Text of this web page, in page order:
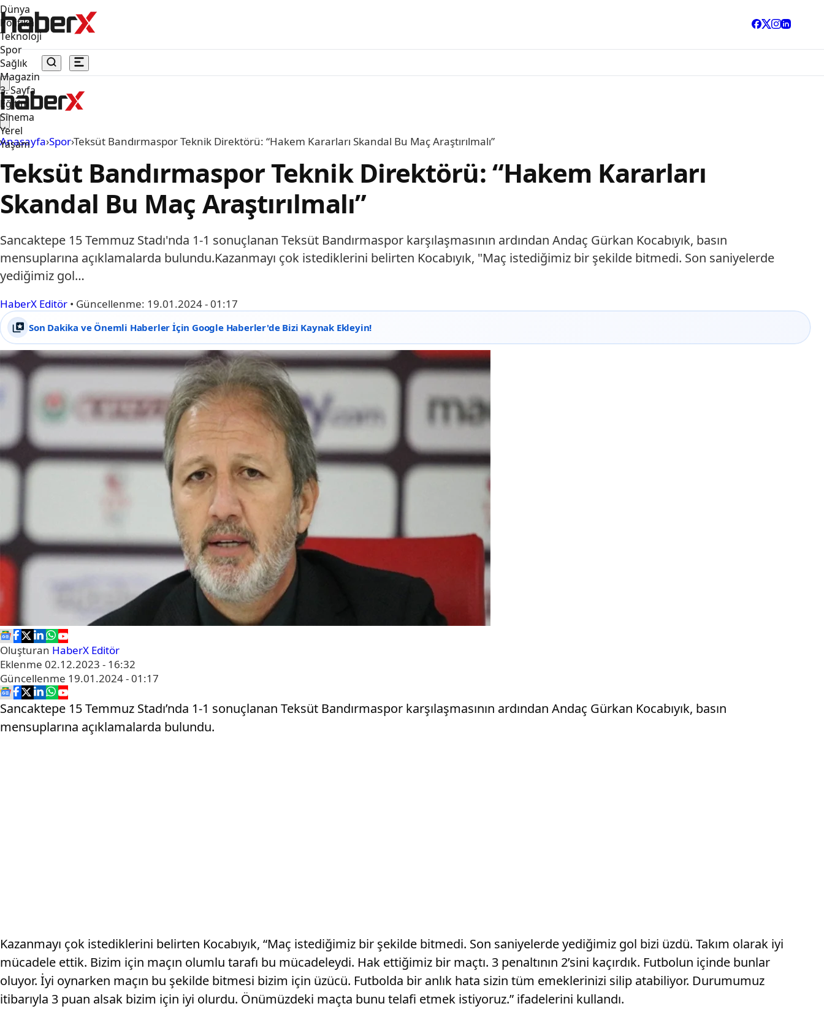
Dünya
Politika
Teknoloji
Spor
Sağlık
Magazin
3. Sayfa
Eğitim
Sinema
Yerel
Yaşam
Anasayfa›Spor›Teksüt Bandırmaspor Teknik Direktörü: “Hakem Kararları Skandal Bu Maç Araştırılmalı”
Teksüt Bandırmaspor Teknik Direktörü: “Hakem Kararları
Skandal Bu Maç Araştırılmalı”
Sancaktepe 15 Temmuz Stadı'nda 1-1 sonuçlanan Teksüt Bandırmaspor karşılaşmasının ardından Andaç Gürkan Kocabıyık, basın
mensuplarına açıklamalarda bulundu.Kazanmayı çok istediklerini belirten Kocabıyık, "Maç istediğimiz bir şekilde bitmedi. Son saniyelerde
yediğimiz gol…
HaberX Editör • Güncellenme: 19.01.2024 - 01:17
Son Dakika ve Önemli Haberler İçin Google Haberler'de Bizi Kaynak Ekleyin!
Oluşturan HaberX Editör
Eklenme 02.12.2023 - 16:32
Güncellenme 19.01.2024 - 01:17
Sancaktepe 15 Temmuz Stadı’nda 1-1 sonuçlanan Teksüt Bandırmaspor karşılaşmasının ardından Andaç Gürkan Kocabıyık, basın
mensuplarına açıklamalarda bulundu.
Kazanmayı çok istediklerini belirten Kocabıyık, “Maç istediğimiz bir şekilde bitmedi. Son saniyelerde yediğimiz gol bizi üzdü. Takım olarak iyi
mücadele ettik. Bizim için maçın olumlu tarafı bu mücadeleydi. Hak ettiğimiz bir maçtı. 3 penaltının 2’sini kaçırdık. Futbolun içinde bunlar
oluyor. İyi oynarken maçın bu şekilde bitmesi bizim için üzücü. Futbolda bir anlık hata sizin tüm emeklerinizi silip atabiliyor. Durumumuz
itibarıyla 3 puan alsak bizim için iyi olurdu. Önümüzdeki maçta bunu telafi etmek istiyoruz.” ifadelerini kullandı.